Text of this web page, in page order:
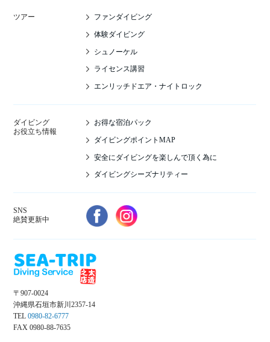
ツアー ファンダイビング
体験ダイビング
シュノーケル
ライセンス講習
エンリッチドエア・ナイトロック
ダイビング
お役立ち情報
お得な宿泊パック
ダイビングポイントMAP
安全にダイビングを楽しんで頂く為に
ダイビングシーズナリティー
SNS
絶賛更新中
〒907-0024
沖縄県石垣市新川2357-14
TEL 0980-82-6777
FAX 0980-88-7635